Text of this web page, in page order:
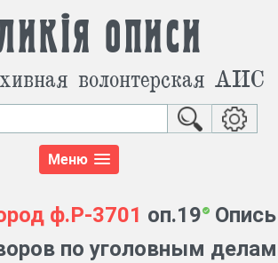
описи
волонтерская АИС
Меню
ф.Р-3701 оп.19
Опись
по уголовным делам